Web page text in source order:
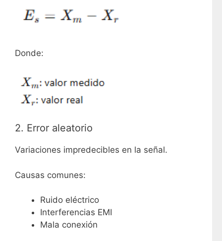
Donde:
2. Error aleatorio
Variaciones impredecibles en la señal.
Causas comunes:
Ruido eléctrico
Interferencias EMI
Mala conexión